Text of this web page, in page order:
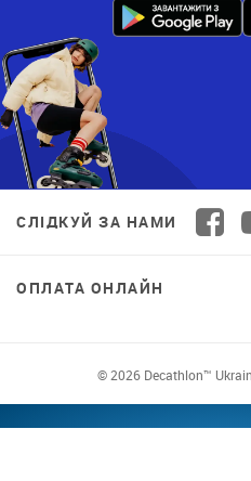
СЛІДКУЙ ЗА НАМИ
ОПЛАТА ОНЛАЙН
© 2026 Decathlon™